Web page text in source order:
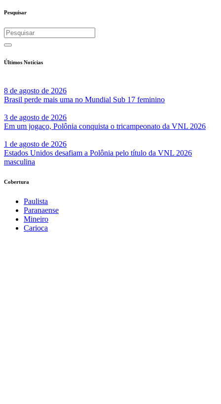
Pesquisar
Últimos Notícias
8 de agosto de 2026
Brasil perde mais uma no Mundial Sub 17 feminino
3 de agosto de 2026
Em um jogaço, Polônia conquista o tricampeonato da VNL 2026
1 de agosto de 2026
Estados Unidos desafiam a Polônia pelo título da VNL 2026
masculina
Cobertura
Paulista
Paranaense
Mineiro
Carioca